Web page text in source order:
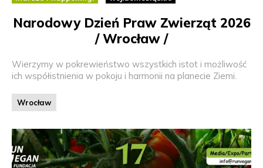
Narodowy Dzień Praw Zwierząt 2026
/ Wrocław /
Wierzymy w pokrewieństwo wszystkich istot i możliwość
ich współistnienia w pokoju i harmonii na planecie Ziemi.
Wrocław